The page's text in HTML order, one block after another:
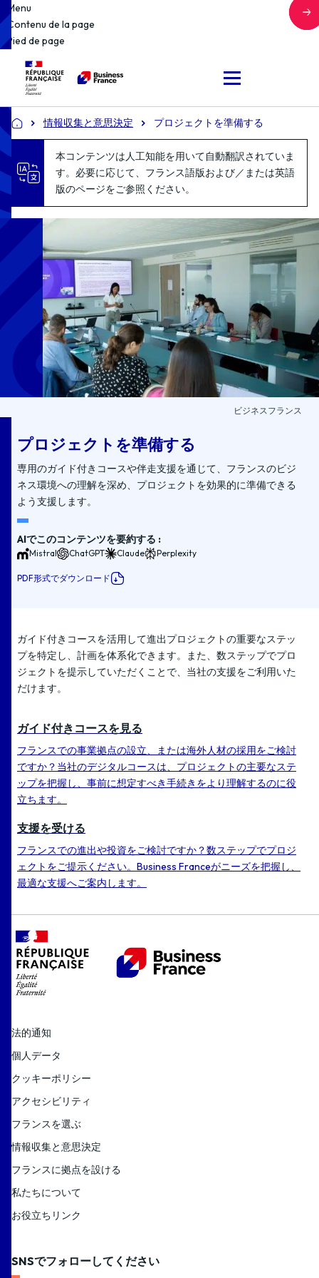
Menu
Contenu de la page
Pied de page
Accueil 情報収集と意思決定 プロジェクトを準備する
本コンテンツは人工知能を用いて自動翻訳されていま
す。必要に応じて、フランス語版および／または英語
版のページをご参照ください。
ビジネスフランス
プロジェクトを準備する
専用のガイド付きコースや伴走支援を通じて、フランスのビジ
ネス環境への理解を深め、プロジェクトを効果的に準備できる
よう支援します。
AIでこのコンテンツを要約する :
Mistral ChatGPT Claude Perplexity
PDF形式でダウンロード
ガイド付きコースを活用して進出プロジェクトの重要なステッ
プを特定し、計画を体系化できます。また、数ステップでプロ
ジェクトを提示していただくことで、当社の支援をご利用いた
だけます。
ガイド付きコースを見る
フランスでの事業拠点の設立、または海外人材の採用をご検討
ですか？当社のデジタルコースは、プロジェクトの主要なステ
ップを把握し、事前に想定すべき手続きをより理解するのに役
立ちます。
支援を受ける
フランスでの進出や投資をご検討ですか？数ステップでプロジ
ェクトをご提示ください。Business Franceがニーズを把握し、
最適な支援へご案内します。
法的通知
個人データ
クッキーポリシー
アクセシビリティ
フランスを選ぶ
情報収集と意思決定
フランスに拠点を設ける
私たちについて
お役立ちリンク
SNSでフォローしてください